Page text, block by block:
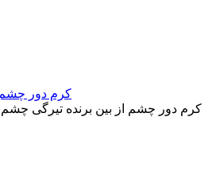
کرم دور چشم
کرم دور چشم از بین برنده تیرگی